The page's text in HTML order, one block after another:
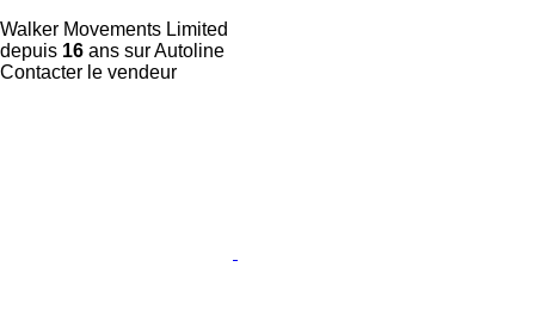
Walker Movements Limited
depuis 16 ans sur Autoline
Contacter le vendeur